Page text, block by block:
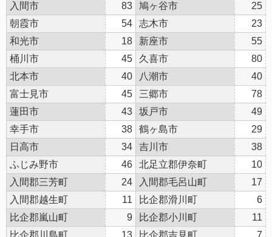
入間市
83 鳩ヶ谷市
25
朝霞市
54 志木市
23
和光市
18 新座市
55
桶川市
45 久喜市
80
北本市
40 八潮市
40
富士見市
45 三郷市
78
蓮田市
43 坂戸市
49
幸手市
38 鶴ヶ島市
29
日高市
34 吉川市
38
ふじみ野市
46 北足立郡伊奈町
10
入間郡三芳町
24 入間郡毛呂山町
17
入間郡越生町
11 比企郡滑川町
6
比企郡嵐山町
9 比企郡小川町
11
比企郡川島町
13 比企郡吉見町 7